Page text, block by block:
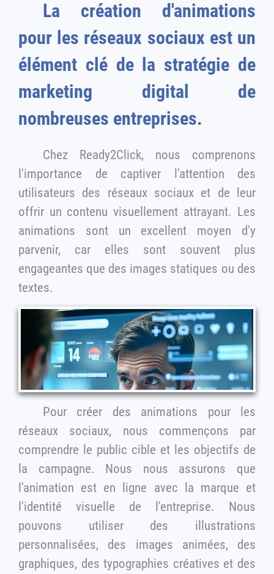
La création d'animations
pour les réseaux sociaux est un
élément clé de la stratégie de
marketing digital de
nombreuses entreprises.
Chez Ready2Click, nous comprenons
l'importance de captiver l'attention des
utilisateurs des réseaux sociaux et de leur
offrir un contenu visuellement attrayant. Les
animations sont un excellent moyen d'y
parvenir, car elles sont souvent plus
engageantes que des images statiques ou des
textes.
Pour créer des animations pour les
réseaux sociaux, nous commençons par
comprendre le public cible et les objectifs de
la campagne. Nous nous assurons que
l'animation est en ligne avec la marque et
l'identité visuelle de l'entreprise. Nous
pouvons utiliser des illustrations
personnalisées, des images animées, des
graphiques, des typographies créatives et des